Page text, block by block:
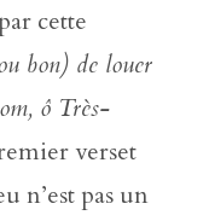
cette
bon) de louer
ô Très-
verset
n’est pas un